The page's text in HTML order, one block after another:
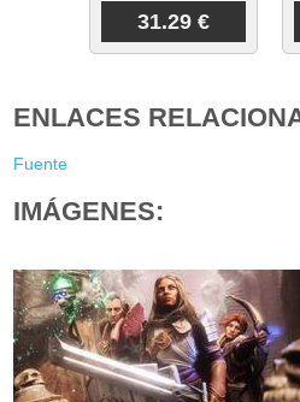
31.29 €
ENLACES
Fuente
IMÁGENES: